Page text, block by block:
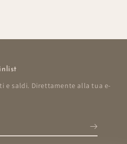
e saldi. Direttamente alla tua e-